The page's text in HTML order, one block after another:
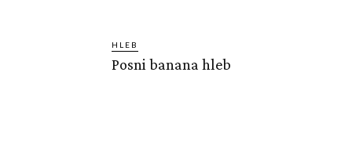
HLEB
Posni banana hleb